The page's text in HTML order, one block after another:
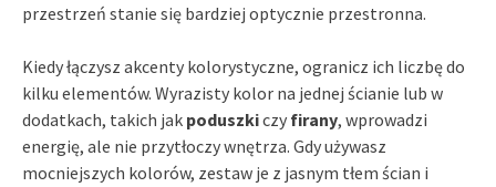
przestrzeń stanie się bardziej optycznie przestronna.
Kiedy łączysz akcenty kolorystyczne, ogranicz ich liczbę do
kilku elementów. Wyrazisty kolor na jednej ścianie lub w
dodatkach, takich jak poduszkiczy firany, wprowadzi
energię, ale nie przytłoczy wnętrza. Gdy używasz
mocniejszych kolorów, zestaw je z jasnym tłem ścian i